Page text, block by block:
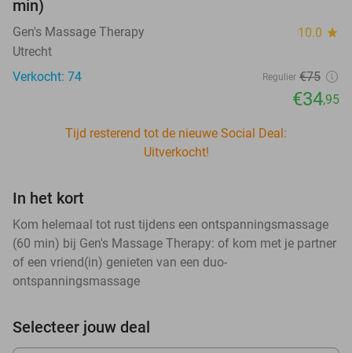
min)
Gen's Massage Therapy 10.0 star
Utrecht
Verkocht: 74
Regulier €75
€34,95
Tijd resterend tot de nieuwe Social Deal:
Uitverkocht!
In het kort
Kom helemaal tot rust tijdens een ontspanningsmassage
(60 min) bij Gen's Massage Therapy: of kom met je partner
of een vriend(in) genieten van een duo-
ontspanningsmassage
Selecteer jouw deal